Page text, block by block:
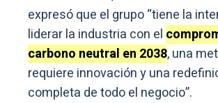
expresó que el grupo “tiene la
liderar la industria con el c
carbono neutral en 2038, una
requiere innovación y una
completa de todo el negocio”.